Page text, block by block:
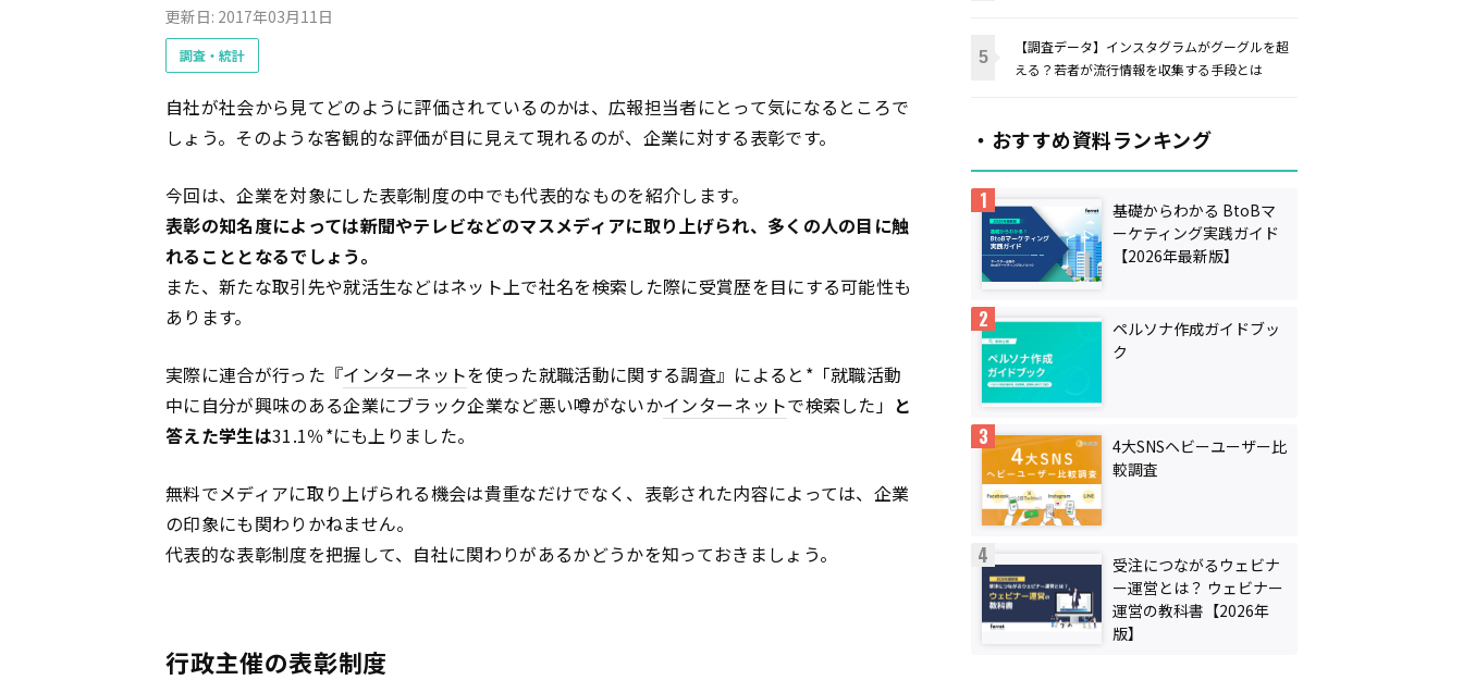
更新日: 2017年03月11日
調査・統計
自社が社会から見てどのように評価されているのかは、広報担当者にとって気になるところで
しょう。そのような客観的な評価が目に見えて現れるのが、企業に対する表彰です。
今回は、企業を対象にした表彰制度の中でも代表的なものを紹介します。
表彰の知名度によっては新聞やテレビなどのマスメディアに取り上げられ、多くの人の目に触
れることとなるでしょう。
また、新たな取引先や就活生などはネット上で社名を検索した際に受賞歴を目にする可能性も
あります。
実際に連合が行った『インターネットを使った就職活動に関する調査』によると*「就職活動
中に自分が興味のある企業にブラック企業など悪い噂がないかインターネットで検索した」 と
答えた学生は31.1％*にも上りました。
無料でメディアに取り上げられる機会は貴重なだけでなく、表彰された内容によっては、企業
の印象にも関わりかねません。
代表的な表彰制度を把握して、自社に関わりがあるかどうかを知っておきましょう。
行政主催の表彰制度
【調査データ】インスタグラムがグーグルを超
える？若者が流行情報を収集する手段とは
・おすすめ資料ランキング
基礎からわかる BtoBマ
ーケティング実践ガイド
【2026年最新版】
ペルソナ作成ガイドブッ
ク
4大SNSヘビーユーザー比
較調査
受注につながるウェビナ
ー運営とは？ ウェビナー
運営の教科書【2026年
版】